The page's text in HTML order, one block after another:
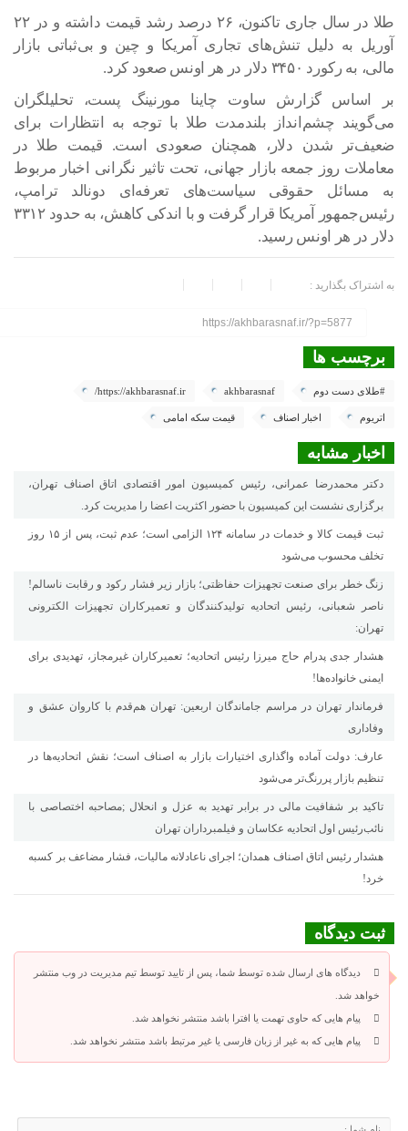
طلا در سال جاری تاکنون، ۲۶ درصد رشد قیمت داشته و در ۲۲
آوریل به دلیل تنش‌های تجاری آمریکا و چین و بی‌ثباتی بازار
مالی، به رکورد ۳۴۵۰ دلار در هر اونس صعود کرد.
بر اساس گزارش ساوت چاینا مورنینگ پست، تحلیلگران
می‌گویند چشم‌انداز بلندمدت طلا با توجه به انتظارات برای
ضعیف‌تر شدن دلار، همچنان صعودی است. قیمت طلا در
معاملات روز جمعه بازار جهانی، تحت تاثیر نگرانی اخبار مربوط
به مسائل حقوقی سیاست‌های تعرفه‌ای دونالد ترامپ،
رئیس‌جمهور آمریکا قرار گرفت و با اندکی کاهش، به حدود ۳۳۱۲
دلار در هر اونس رسید.
به اشتراک بگذارید :
https://akhbarasnaf.ir/?p=5877
برچسب ها
#طلای دست دوم akhbarasnaf
https://akhbarasnaf.ir/
اتریوم اخبار اصناف قیمت سکه امامی
اخبار مشابه
دکتر محمدرضا عمرانی، رئیس کمیسیون امور اقتصادی اتاق اصناف تهران،
برگزاری نشست این کمیسیون با حضور اکثریت اعضا را مدیریت کرد.
ثبت قیمت کالا و خدمات در سامانه ۱۲۴ الزامی است؛ عدم ثبت، پس از ۱۵ روز
تخلف محسوب می‌شود
زنگ خطر برای صنعت تجهیزات حفاظتی؛ بازار زیر فشار رکود و رقابت ناسالم!
ناصر شعبانی، رئیس اتحادیه تولیدکنندگان و تعمیرکاران تجهیزات الکترونی
تهران:
هشدار جدی پدرام حاج میرزا رئیس اتحادیه؛ تعمیرکاران غیرمجاز، تهدیدی برای
ایمنی خانواده‌ها!
فرماندار تهران در مراسم جاماندگان اربعین: تهران هم‌قدم با کاروان عشق و
وفاداری
عارف: دولت آماده واگذاری اختیارات بازار به اصناف است؛ نقش اتحادیه‌ها در
تنظیم بازار پررنگ‌تر می‌شود
تاکید بر شفافیت مالی در برابر تهدید به عزل و انحلال ;مصاحبه اختصاصی با
نائب‌رئیس اول اتحادیه عکاسان و فیلمبرداران تهران
هشدار رئیس اتاق اصناف همدان؛ اجرای ناعادلانه مالیات، فشار مضاعف بر کسبه
خرد!
ثبت دیدگاه
دیدگاه های ارسال شده توسط شما، پس از تایید توسط تیم مدیریت در وب منتشر
خواهد شد.
پیام هایی که حاوی تهمت یا افترا باشد منتشر نخواهد شد.
پیام هایی که به غیر از زبان فارسی یا غیر مرتبط باشد منتشر نخواهد شد.